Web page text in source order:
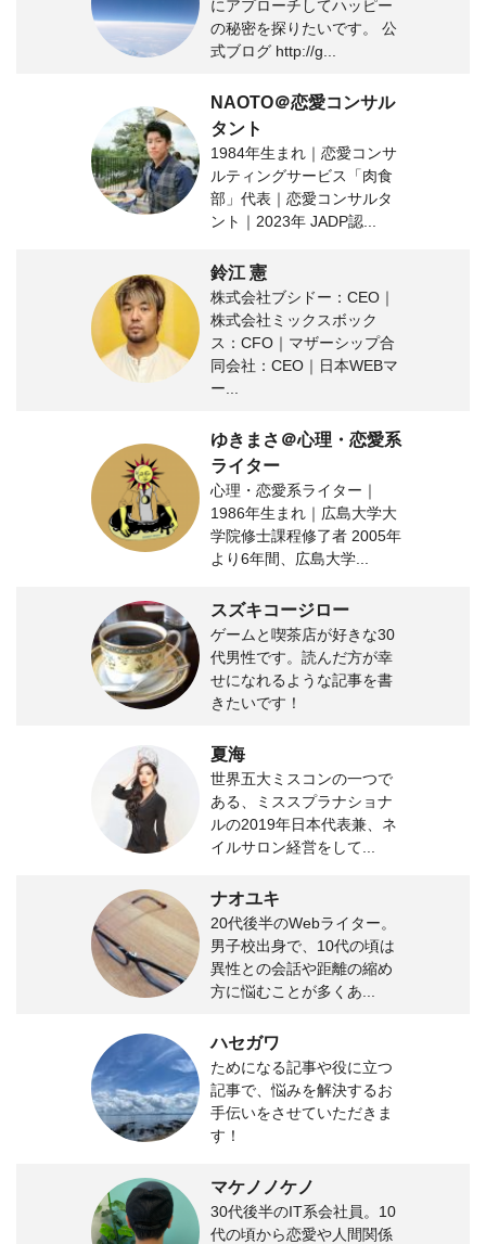
にアプローチしてハッピー
の秘密を探りたいです。 公
式ブログ http://g...
NAOTO＠恋愛コンサル
タント
1984年生まれ｜恋愛コンサ
ルティングサービス「肉食
部」代表｜恋愛コンサルタ
ント｜2023年 JADP認...
鈴江 憲
株式会社ブシドー：CEO｜
株式会社ミックスボック
ス：CFO｜マザーシップ合
同会社：CEO｜日本WEBマ
ー...
ゆきまさ＠心理・恋愛系
ライター
心理・恋愛系ライター｜
1986年生まれ｜広島大学大
学院修士課程修了者 2005年
より6年間、広島大学...
スズキコージロー
ゲームと喫茶店が好きな30
代男性です。読んだ方が幸
せになれるような記事を書
きたいです！
夏海
世界五大ミスコンの一つで
ある、ミススプラナショナ
ルの2019年日本代表兼、ネ
イルサロン経営をして...
ナオユキ
20代後半のWebライター。
男子校出身で、10代の頃は
異性との会話や距離の縮め
方に悩むことが多くあ...
ハセガワ
ためになる記事や役に立つ
記事で、悩みを解決するお
手伝いをさせていただきま
す！
マケノノケノ
30代後半のIT系会社員。10
代の頃から恋愛や人間関係